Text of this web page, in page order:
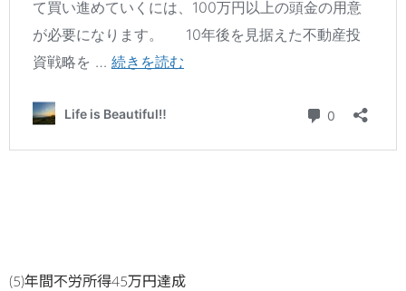
(5)年間不労所得45万円達成